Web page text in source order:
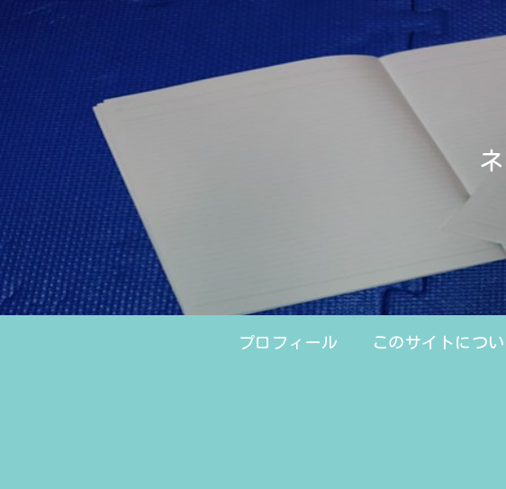
プロフィール このサイトにつ